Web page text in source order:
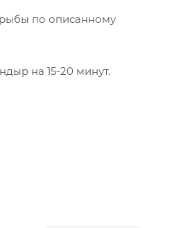
рыбы по описанному
на 15-20 минут.